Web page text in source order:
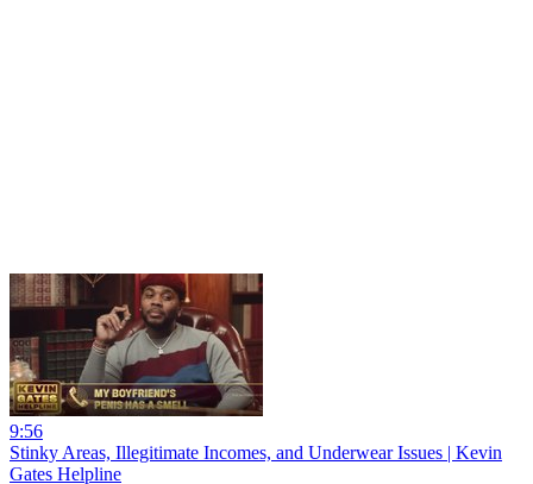
9:56
Stinky Areas, Illegitimate Incomes, and Underwear Issues | Kevin
Gates Helpline